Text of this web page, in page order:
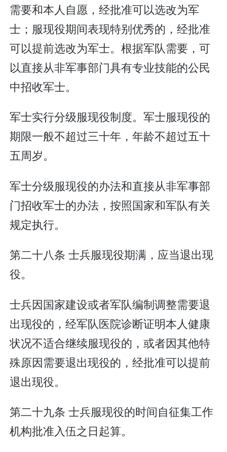
需要和本人自愿，经批准可以选改为军
士；服现役期间表现特别优秀的，经批准
可以提前选改为军士。根据军队需要，可
以直接从非军事部门具有专业技能的公民
中招收军士。
军士实行分级服现役制度。军士服现役的
期限一般不超过三十年，年龄不超过五十
五周岁。
军士分级服现役的办法和直接从非军事部
门招收军士的办法，按照国家和军队有关
规定执行。
第二十八条 士兵服现役期满，应当退出现
役。
士兵因国家建设或者军队编制调整需要退
出现役的，经军队医院诊断证明本人健康
状况不适合继续服现役的，或者因其他特
殊原因需要退出现役的，经批准可以提前
退出现役。
第二十九条 士兵服现役的时间自征集工作
机构批准入伍之日起算。